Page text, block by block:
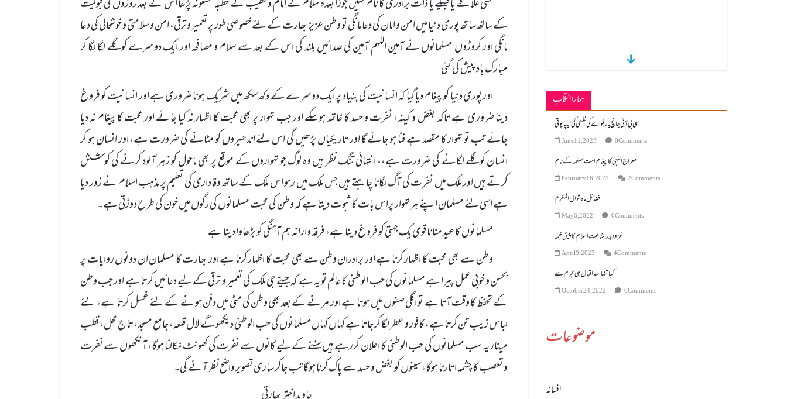
کسی علاقے یا قبیلے یا ذات برادری کا نام نہیں جوڑا بعدہ سلام کے امام و خطیب نے خطبہ مسنونہ پڑھا اس کے بعد روزوں کی قبولیت
کے ساتھ ساتھ پوری دنیا میں امن و امان کی دعا مانگی تو وطن عزیز بھارت کے لئے خصوصی طور پر تعمیر وترقی، امن و سلامتی و خوشحالی کی دعا
مانگی اور کروڑوں مسلمانوں نے آمین اللہم آمین کی صدائیں بلند کی اس کے بعد سے سلام و مصافحہ اور ایک دوسرے کو گلے لگا لگا کر
مبارک باد پیش کی گئی
اور پوری دنیا کو پیغام دیا گیا کہ انسانیت کی بنیاد پر ایک دوسرے کے دکھ سکھ میں شریک ہونا ضروری ہے اور انسانیت کو فروغ
دینا ضروری ہے تاکہ بغض و کینہ، نفرت و حسد کا خاتمہ ہوسکے اور جب تہوار پر بھی محبت کا اظہار نہ کیا جائے اور محبت کا پیغام نہ دیا
جائے تب تو تہوار کا مقصد ہے فنا ہو جائے گا اور تاریکیاں پڑھیں گی اس لئے اندھیروں کو مٹانے کی ضرورت ہے، اور انسان ہو کر
انسان کو گلے لگانے کی ضرورت ہے،، انتہائی تنگ نظر ہیں وہ لوگ جو تہواروں کے موقع پر بھی ماحول کو زہر آلود کرنے کی کوشش
کرتے ہیں اور ملک میں نفرت کی آگ لگانا چاہتے ہیں جس ملک میں رہو اس ملک کے ساتھ وفاداری کی تعلیم پر مذہب اسلام نے زور دیا
ہے اسی لئے مسلمان اپنے ہر تہوار پراس بات کا ثبوت دیتا ہے کہ وطن کی محبت مسلمانوں کی رگوں میں خون کی طرح دوڑتی ہے۔
مسلمانوں کا عید منانا قومی یک جہتی کو فروغ دینا ہے، فرقہ وارانہ ہم آہنگی کو بڑھاوا دینا ہے
وطن سے بھی محبت کا اظہار کرنا ہے اور برادران وطن سے بھی محبت کا اظہار کرنا ہے اور بھارت کا مسلمان ان دونوں روایات پر
بحسن و خوبی عمل پیرا ہے مسلمانوں کی حب الوطنی کا عالم تو یہ ہے کہ جیتے جی ملک کی تعمیر و ترقی کے لیے دعائیں کرتا ہے اور جب وطن
کے تحفظ کا وقت آتا ہے تو اگلی صفوں میں ہوتا ہے اور مرنے کے بعد بھی وطن کی مٹی میں دفن ہونے کے لئے غسل کرتا ہے، نئے
لباس زیب تن کرتا ہے، کافور و عطر لگا کر جاتا ہے کہاں کہاں مسلمانوں کی حب الوطنی دیکھو گے لال قلعہ، جامع مسجد، تاج محل، قطب
مینار یہ سب مسلمانوں کی حب الوطنی کا اعلان کررہے ہیں سننے کے لیے کانوں سے نفرت کی کھونٹ نکالنا ہوگا، آنکھوں سے نفرت
و تعصب کا چشمہ اتارنا ہوگا، سینوں کو بغض و حسد سے پاک کرنا ہوگا تب جاکر ساری تصویر واضح نظر آئے گی۔
ہمارا انتخاب
سی بی آئی جانچ یا ریلوے کی غلطی کی لیپا پوتی
June 11, 2023 0 Comments
معراج النبی کاپیغام امت مسلمہ کے نام
February 16, 2023 2 Comments
فضائل ماہ شوال المکرم
May 6, 2022 0 Comments
غزوہ بدر اشاعت اسلام کا پیش خیمہ
April 9, 2023 4 Comments
کیا تنہا اسد اقبال ہی مجرم ہے
October 24, 2022 0 Comments
موضوعات
افسانہ